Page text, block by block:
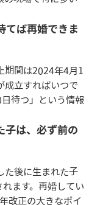
てば再婚できま
期間は2024年4月1
成立すればいつで
待つ」という情報
子は、必ず前の
た後に生まれた子
ます。再婚してい
改正の大きなポイ